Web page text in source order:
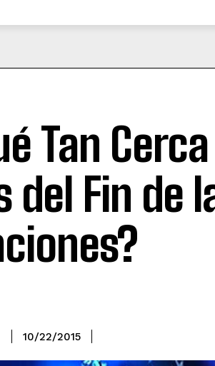
Tan Cerca
del Fin de
10/22/2015